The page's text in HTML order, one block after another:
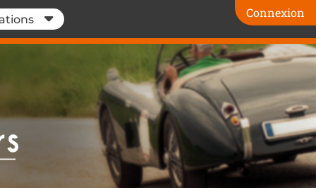
Connexion